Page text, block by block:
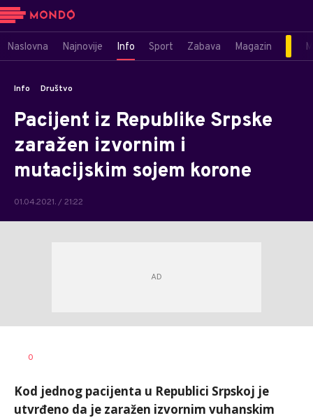
Naslovna Najnovije Info Sport Zabava Magazin
Info Društvo
Pacijent iz Republike Srpske
zaražen izvornim i
mutacijskim sojem korone
01.04.2021. / 21:22
AUTOR
0
Kod jednog pacijenta u Republici Srpskoj je
utvrđeno da je zaražen izvornim vuhanskim